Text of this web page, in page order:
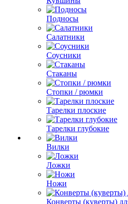
Подносы
Салатники
Соусники
Стаканы
Стопки / рюмки
Тарелки плоские
Тарелки глубокие
Вилки
Ложки
Ножи
Конверты (куверты)